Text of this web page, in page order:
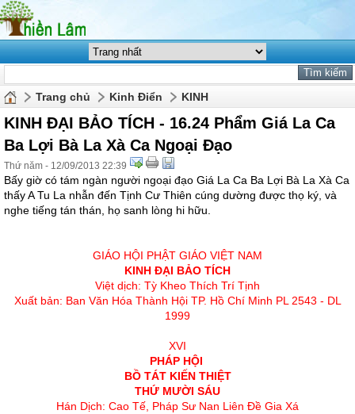
Trang chủ Kinh Điển KINH
KINH ĐẠI BẢO TÍCH - 16.24 Phẩm Giá La Ca
Ba Lợi Bà La Xà Ca Ngoại Đạo
Thứ năm - 12/09/2013 22:39
Bấy giờ có tám ngàn người ngoại đạo Giá La Ca Ba Lợi Bà La Xà Ca
thấy A Tu La nhẫn đến Tịnh Cư Thiên cúng dường được thọ ký, và
nghe tiếng tán thán, họ sanh lòng hi hữu.
GIÁO HỘI PHẬT GIÁO VIỆT NAM
KINH ÐẠI BẢO TÍCH
Việt dịch: Tỳ Kheo Thích Trí Tịnh
Xuất bản: Ban Văn Hóa Thành Hội TP. Hồ Chí Minh PL 2543 - DL
1999
XVI
PHÁP HỘI
BỒ TÁT KIẾN THIỆT
THỨ MƯỜI SÁU
Hán Dịch: Cao Tế, Pháp Sư Nan Liên Đề Gia Xá